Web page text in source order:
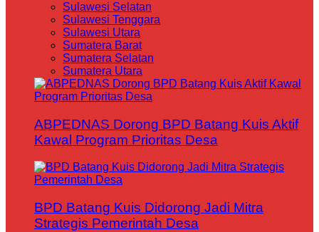
Sulawesi Selatan
Sulawesi Tenggara
Sulawesi Utara
Sumatera Barat
Sumatera Selatan
Sumatera Utara
ABPEDNAS Dorong BPD Batang Kuis Aktif
Kawal Program Prioritas Desa
BPD Batang Kuis Didorong Jadi Mitra
Strategis Pemerintah Desa